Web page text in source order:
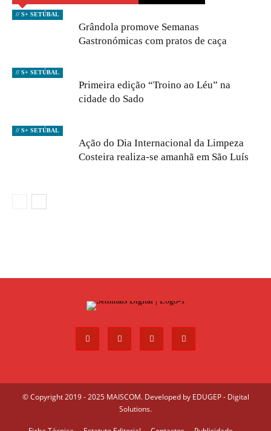
// S+ SETÚBAL
Grândola promove Semanas
Gastronómicas com pratos de caça
// S+ SETÚBAL
Primeira edição “Troino ao Léu” na
cidade do Sado
// S+ SETÚBAL
Ação do Dia Internacional da Limpeza
Costeira realiza-se amanhã em São Luís
© Copyright 2019 - 2025 MAISCOM. Developed by EDUGEP - Digital
Solutions.